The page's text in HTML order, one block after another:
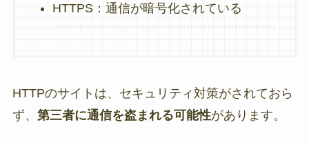
HTTPS：通信が暗号化されている
HTTPのサイトは、セキュリティ対策がされておら
ず、 第三者に通信を盗まれる可能性があります。